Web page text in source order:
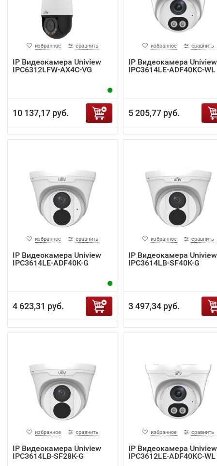
избранное сравнить
IP Видеокамера Uniview
IPC6312LFW-AX4C-VG
10 137,17 руб.
избранное сравнить
IP Видеокамера Uniview
IPC3614LE-ADF40KC-WL
5 205,77 руб.
избранное сравнить
IP Видеокамера Uniview
IPC3614LE-ADF40K-G
4 623,31 руб.
избранное сравнить
IP Видеокамера Uniview
IPC3614LB-SF40K-G
3 497,34 руб.
избранное сравнить
IP Видеокамера Uniview
IPC3614LB-SF28K-G
избранное сравнить
IP Видеокамера Uniview
IPC3612LE-ADF40KC-WL